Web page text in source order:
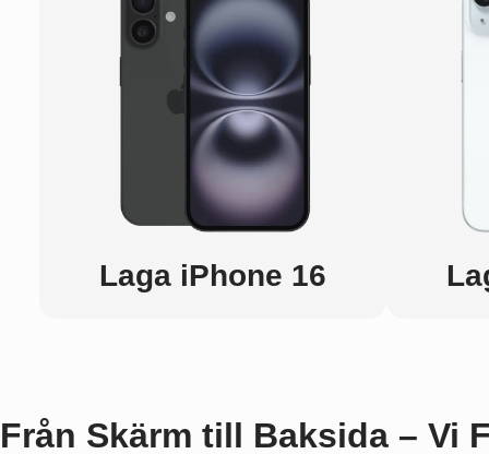
Laga iPhone 16
Från Skärm till Baksida – Vi